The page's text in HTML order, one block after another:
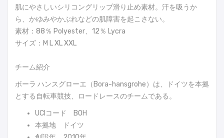
肌にやさしいシリコングリップ滑り止め素材。汗を吸うか
ら、かゆみやかぶれなどの肌障害を起こさない。
素材：88％ Polyester、12％ Lycra
サイズ：M L XL XXL
チーム紹介
ボーラ ハンスグローエ（Bora-hansgrohe）は、ドイツを本拠
とする自転車競技、ロードレースのチームである。
UCIコード BOH
本拠地 ドイツ